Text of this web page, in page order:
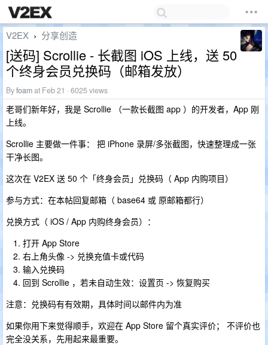
V2EX › 分享创造
[送码] Scrollie - 长截图 iOS 上线，送 50
个终身会员兑换码（邮箱发放）
Byfoamat Feb 21 · 6025 views
老哥们新年好，我是 Scrollie （一款长截图 app ）的开发者，App 刚
上线。
Scrollie 主要做一件事： 把 iPhone 录屏/多张截图，快速整理成一张
干净长图。
这次在 V2EX 送 50 个「终身会员」兑换码（ App 内购项目）
参与方式：在本帖回复邮箱（ base64 或 原邮箱都行）
兑换方式（ iOS / App 内购终身会员）：
打开 App Store
右上角头像 -> 兑换充值卡或代码
输入兑换码
回到 Scrollie ，若未自动生效：设置页 -> 恢复购买
注意：兑换码有有效期，具体时间以邮件内为准
如果你用下来觉得顺手，欢迎在 App Store 留个真实评价； 不评价也
完全没关系，先用起来最重要。